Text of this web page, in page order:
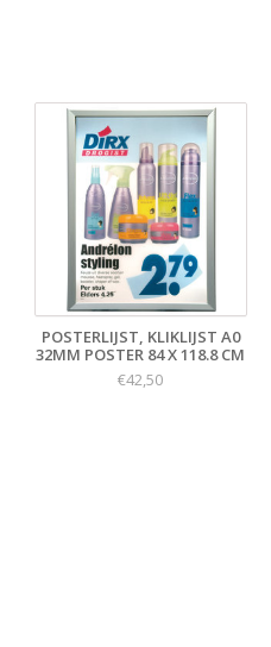
POSTERLIJST, KLIKLIJST A0
32MM POSTER 84 X 118.8 CM
€42,50